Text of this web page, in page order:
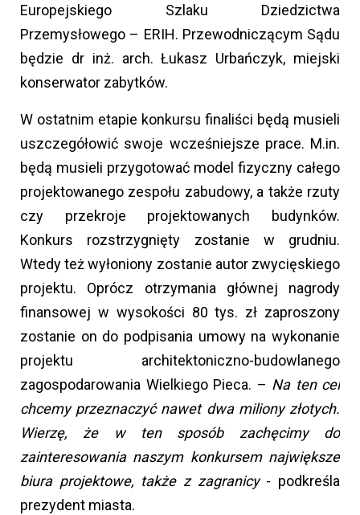
Europejskiego Szlaku Dziedzictwa
Przemysłowego – ERIH. Przewodniczącym Sądu
będzie dr inż. arch. Łukasz Urbańczyk, miejski
konserwator zabytków.
W ostatnim etapie konkursu finaliści będą musieli
uszczegółowić swoje wcześniejsze prace. M.in.
będą musieli przygotować model fizyczny całego
projektowanego zespołu zabudowy, a także rzuty
czy przekroje projektowanych budynków.
Konkurs rozstrzygnięty zostanie w grudniu.
Wtedy też wyłoniony zostanie autor zwycięskiego
projektu. Oprócz otrzymania głównej nagrody
finansowej w wysokości 80 tys. zł zaproszony
zostanie on do podpisania umowy na wykonanie
projektu architektoniczno-budowlanego
zagospodarowania Wielkiego Pieca. – Na ten cel
chcemy przeznaczyć nawet dwa miliony złotych.
Wierzę, że w ten sposób zachęcimy do
zainteresowania naszym konkursem największe
biura projektowe, także z zagranicy- podkreśla
prezydent miasta.